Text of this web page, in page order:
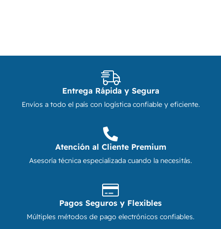
Entrega Rápida y Segura
Envíos a todo el país con logística confiable y eficiente.
Atención al Cliente Premium
Asesoría técnica especializada cuando la necesitás.
Pagos Seguros y Flexibles
Múltiples métodos de pago electrónicos confiables.